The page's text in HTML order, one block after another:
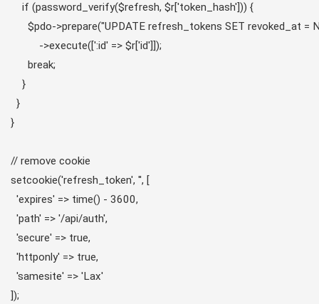
    if (password_verify($refresh, $r['token_hash'])) {
$pdo->prepare("UPDATE refresh_tokens SET revoked_at =
          ->execute([':id' => $r['id']]);
      break;
    }
  }
}
// remove cookie
setcookie('refresh_token', '', [
  'expires' => time() - 3600,
  'path' => '/api/auth',
  'secure' => true,
  'httponly' => true,
  'samesite' => 'Lax'
]);